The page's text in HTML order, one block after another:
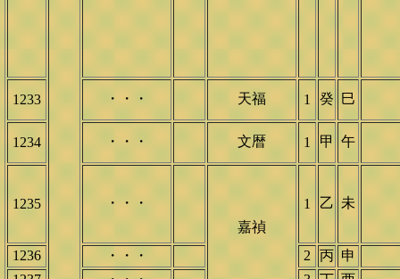
1233 ・・・ 天福 1 癸 巳
1234 ・・・ 文暦 1 甲 午
1235
・・・
嘉禎
1 乙 未
1236 ・・・ 2 丙 申